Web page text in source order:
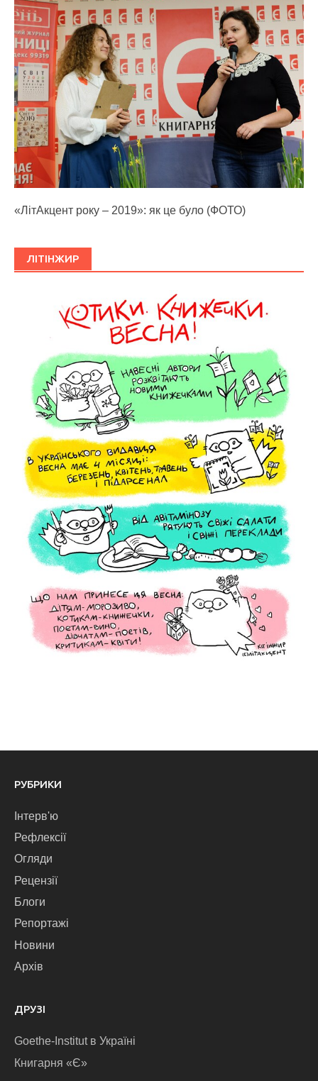
«ЛітАкцент року – 2019»: як це було (ФОТО)
ЛІТІНЖИР
РУБРИКИ
Інтерв'ю
Рефлексії
Огляди
Рецензії
Блоги
Репортажі
Новини
Архів
ДРУЗІ
Goethe-Institut в Україні
Книгарня «Є»